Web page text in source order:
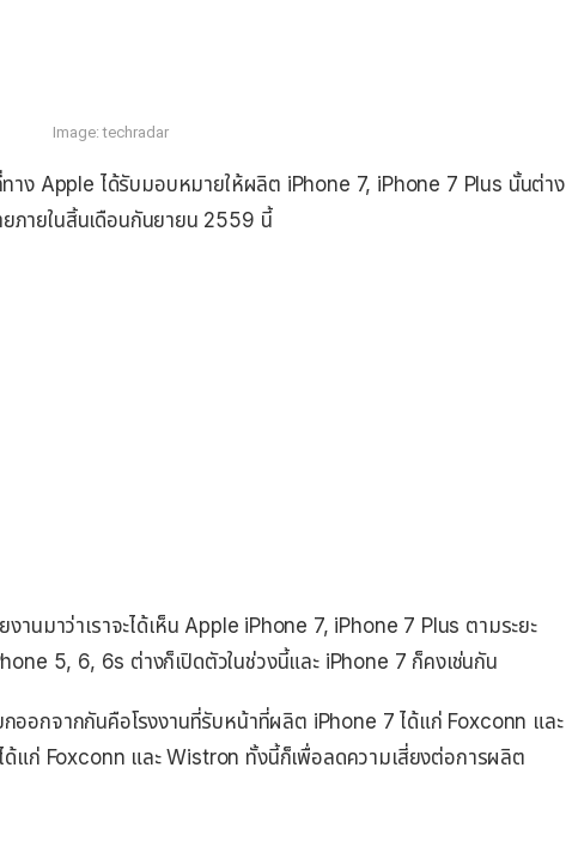
Image: techradar
าง Apple ได้รับมอบหมายให้ผลิต iPhone 7, iPhone 7 Plus นั้นต่าง
ยภายในสิ้นเดือนกันยายน 2559 นี้
งานมาว่าเราจะได้เห็น Apple iPhone 7, iPhone 7 Plus ตามระยะ
5, 6, 6s ต่างก็เปิดตัวในช่วงนี้และ iPhone 7 ก็คงเช่นกัน
กออกจากกันคือโรงงานที่รับหน้าที่ผลิต iPhone 7 ได้แก่ Foxconn และ
แก่ Foxconn และ Wistron ทั้งนี้ก็เพื่อลดความเสี่ยงต่อการผลิต